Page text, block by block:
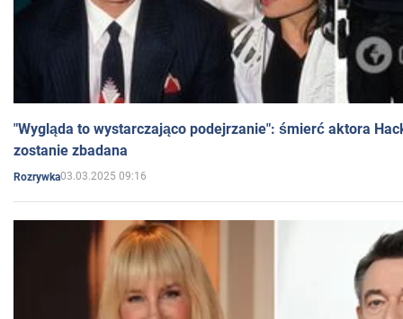
"Wygląda to wystarczająco podejrzanie": śmierć aktora
zostanie zbadana
Rozrywka03.03.2025 09:16